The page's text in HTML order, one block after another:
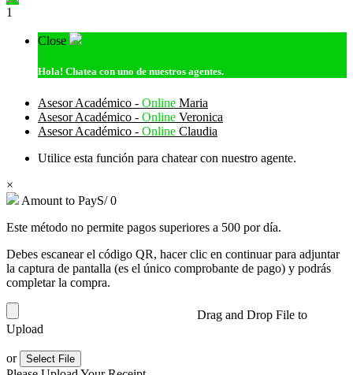
1
Close
Hola! Chatea con uno de nuestros agentes.
Asesor Académico - Online Maria
Asesor Académico - Online Veronica
Asesor Académico - Online Claudia
Utilice esta función para chatear con nuestro agente.
×
Amount to PayS/0
Este método no permite pagos superiores a 500 por día.
Debes escanear el código QR, hacer clic en continuar para adjuntar
la captura de pantalla (es el único comprobante de pago) y podrás
completar la compra.
Drag and Drop File to
Upload
or Select File